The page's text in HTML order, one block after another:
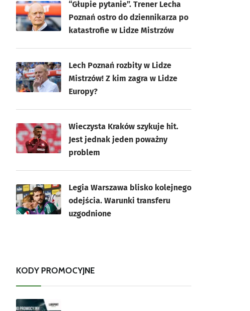
“Głupie pytanie”. Trener Lecha
Poznań ostro do dziennikarza po
katastrofie w Lidze Mistrzów
Lech Poznań rozbity w Lidze
Mistrzów! Z kim zagra w Lidze
Europy?
Wieczysta Kraków szykuje hit.
Jest jednak jeden poważny
problem
Legia Warszawa blisko kolejnego
odejścia. Warunki transferu
uzgodnione
KODY PROMOCYJNE